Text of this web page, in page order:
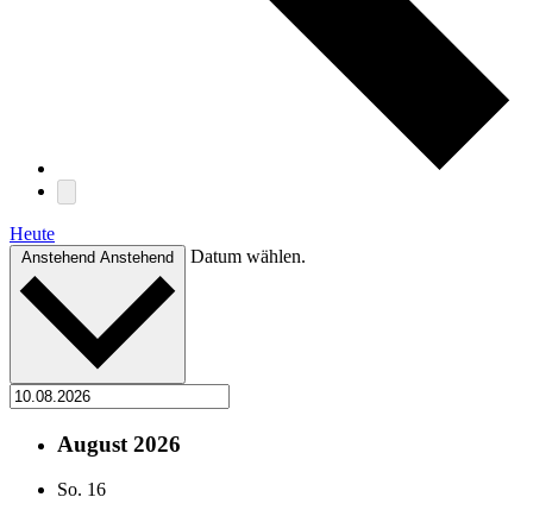
Heute
Anstehend Anstehend Datum wählen.
August 2026
So. 16